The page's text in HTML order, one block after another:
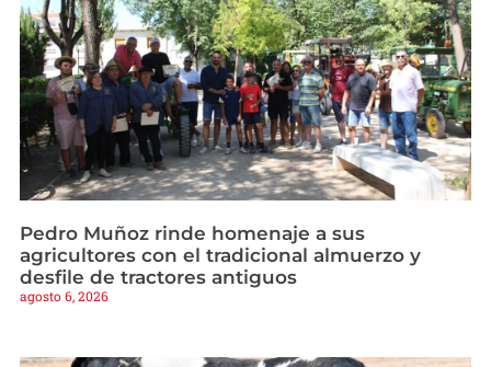
Pedro Muñoz rinde homenaje a sus
agricultores con el tradicional almuerzo y
desfile de tractores antiguos
agosto 6, 2026